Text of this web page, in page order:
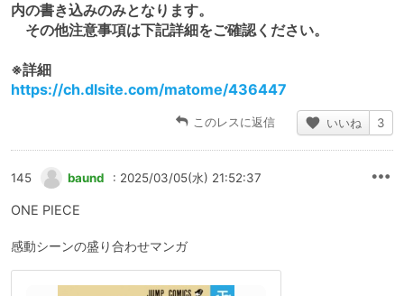
内の書き込みのみとなります。
その他注意事項は下記詳細をご確認ください。
※詳細
https://ch.dlsite.com/matome/436447
このレスに返信 いいね 3
145 baund : 2025/03/05(水) 21:52:37
ONE PIECE
感動シーンの盛り合わせマンガ